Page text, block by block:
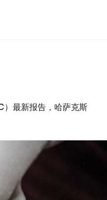
）最新报告，哈萨克斯